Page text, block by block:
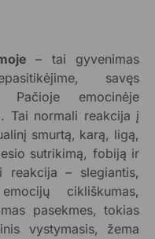
– tai gyvenimas
savęs
Pačioje emocinėje
Tai normali reakcija į
smurtą, karą, ligą,
sutrikimą, fobiją ir
reakcija – slegiantis,
cikliškumas,
pasekmes, tokias
vystymasis, žema